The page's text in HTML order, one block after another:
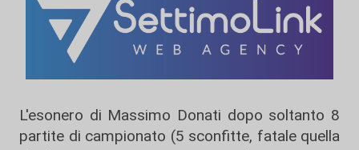
L'esonero di Massimo Donati dopo soltanto 8
partite di campionato (5 sconfitte, fatale quella